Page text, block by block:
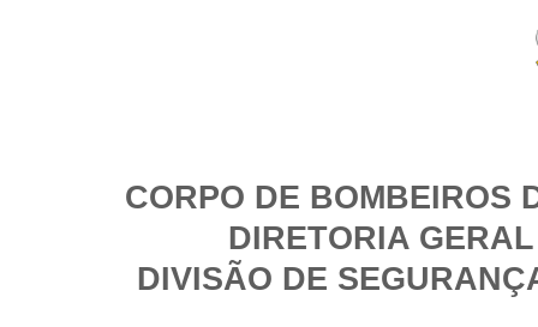
CORPO DE BOMBEIROS
DIRETORIA
DIVISÃO DE